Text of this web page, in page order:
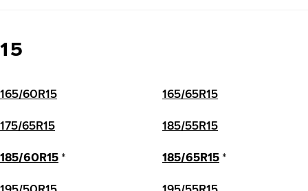
15
165/60R15 165/65R15
175/65R15 185/55R15
185/60R15 * 185/65R15 *